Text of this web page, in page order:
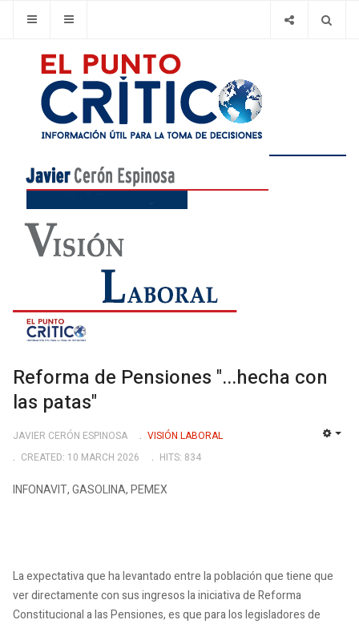
Reforma de Pensiones "...hecha con
las patas"
JAVIER CERÓN ESPINOSA
VISIÓN LABORAL
CREATED: 10 MARCH 2026
HITS: 834
INFONAVIT, GASOLINA, PEMEX
La expectativa que ha levantado entre la población que tiene que
ver directamente con sus ingresos la iniciativa de Reforma
Constitucional a las Pensiones, es que para los legisladores de